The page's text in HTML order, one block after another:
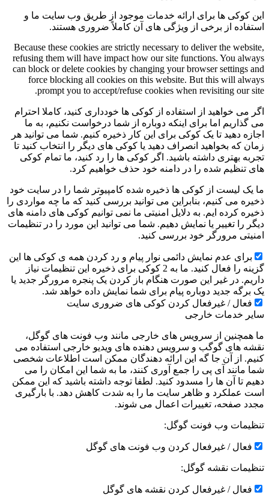
این کوکی ها برای ارائه خدمات موجود از طریق وب سایت ما و
استفاده از برخی از ویژگی های آن کاملاً ضروری هستند.
Because these cookies are strictly necessary to deliver the website,
refusing them will have impact how our site functions. You always
can block or delete cookies by changing your browser settings and
force blocking all cookies on this website. But this will always
prompt you to accept/refuse cookies when revisiting our site.
اگر می خواهید از استفاده از کوکی ها خودداری کنید، کاملا احترام
می گذاریم اما برای اینکه دوباره از شما درخواست نکنیم، به ما
اجازه دهید تا یک کوکی برای این کار ذخیره کنیم. شما می توانید هر
زمان که بخواهید انصراف دهید یا کوکی های دیگر را انتخاب کنید تا
تجربه بهتری داشته باشید. اگر کوکی ها را رد کنید، ما تمام کوکی
های تنظیم شده را در دامنه خود حذف خواهیم کرد.
ما یک لیست از کوکی ها ذخیره شده کامپیوتر شما را در سایت خود
ذخیره می کنیم، بنابراین می توانید بررسی کنید که ما چه مواردی را
ذخیره کرده ایم. به دلایل امنیتی ما نمی توانیم کوکی های دامنه های
دیگر را تغییر یا نمایش دهیم. شما می توانید این مورد را در تنظیمات
امنیتی مرورگر خود بررسی کنید.
برای عدم نمایش دائمی نوار پیام و رد کردن همه ی کوکی ها این
گزینه را فعال کنید. ما به 2 کوکی برای ذخیره این تنظیمات نیاز
داریم. در غیر این صورت هنگام باز کردن یک پنجره مرورگر جدید یا
یک برگه جدید دوباره پیام برای شما نمایش داده خواهد شد.
فعال / غیرفعال کردن کوکی های ضروری سایت
سایر خدمات خارجی
ما همچنین از سرویس های خارجی مانند وب فونت های گوگل،
نقشه های گوگب و سرویس دهنده های ویدیو خارجی استفاده می
کنیم. از آن جا گه این ارائه دهندگان ممکن است اطلاعات شخصی
شما مانند آی پی را جمع آوری کنند، ما به شما این امکان را می
دهیم تا آن ها را مسدود کنید. لطفا توجه داشته باشید که این ممکن
است عملکرد و ظاهر سایت ما را به شدت کاهش دهد. با بارگیری
مجدد صفحه، تغییرات اعمال می شوند.
تنظیمات وب فونت گوگل:
فعال / غیرفعال کردن وب فونت های گوگل
تنظیمات نقشه گوگل:
فعال / غیرفعال کردن نقشه های گوگل